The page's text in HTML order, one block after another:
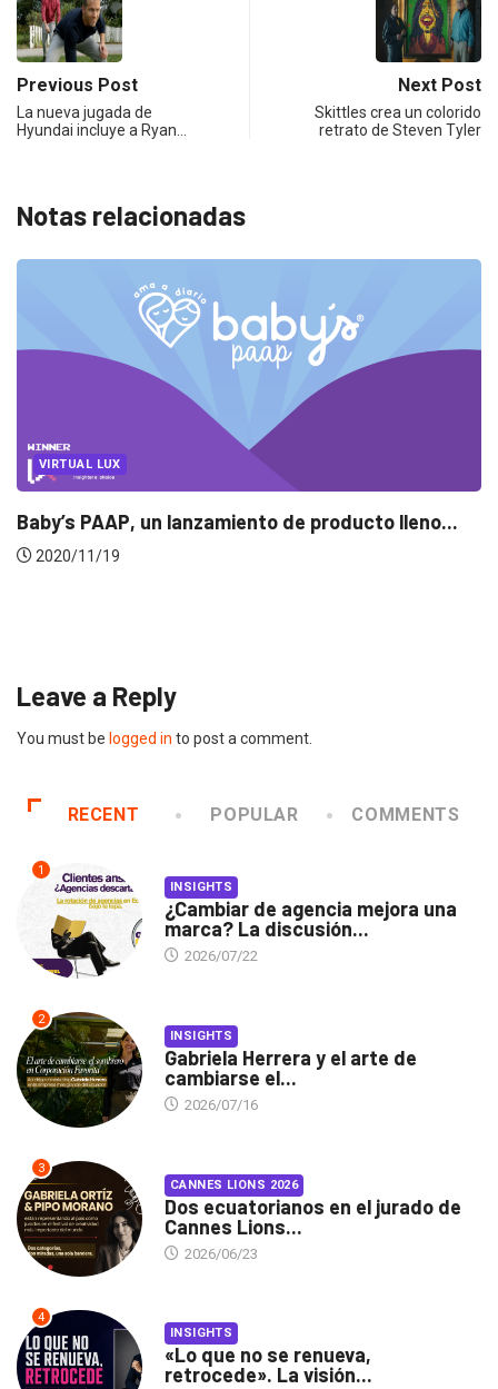
Previous Post
La nueva jugada de
Hyundai incluye a Ryan…
Next Post
Skittles crea un colorido
retrato de Steven Tyler
Notas relacionadas
EVENTOS LUX AWARDS
Leave a Reply
You must be logged in to post a comment.
RECENT POPULAR COMMENTS
1
INSIGHTS
¿Cambiar de agencia mejora una
marca? La discusión...
2026/07/22
2
INSIGHTS
Gabriela Herrera y el arte de
cambiarse el...
2026/07/16
3
CANNES LIONS 2026
Dos ecuatorianos en el jurado de
Cannes Lions...
2026/06/23
4
INSIGHTS
«Lo que no se renueva,
retrocede». La visión...